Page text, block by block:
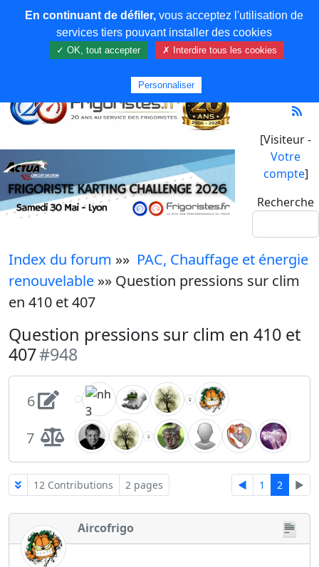
[Visiteur -
Votre
compte]
Recherche
Index du forum »» PAC, Chauffage et énergie
renouvelable »» Question pressions sur clim
en 410 et 407
Question pressions sur clim en 410 et
407#948
6
7
12 Contributions 2 pages ◄ 1 2 ►
Aircofrigo
En continuant de défiler,vous acceptez l'utilisation de
services tiers pouvant installer des cookies
✓ OK, tout accepter ✗ Interdire tous les cookies
Personnaliser